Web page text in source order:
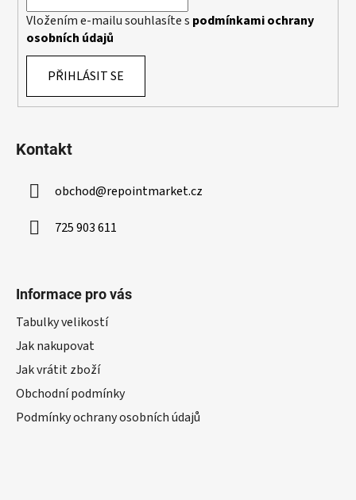
Vložením e-mailu souhlasíte s podmínkami ochrany
osobních údajů
PŘIHLÁSIT SE
Kontakt
obchod@repointmarket.cz
725 903 611
Informace pro vás
Tabulky velikostí
Jak nakupovat
Jak vrátit zboží
Obchodní podmínky
Podmínky ochrany osobních údajů